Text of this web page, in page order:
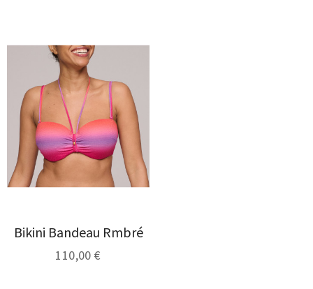
Bikini Bandeau Rmbré
110,00 €